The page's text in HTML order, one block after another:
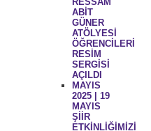
ABİT
GÜNER
ATÖLYESİ
ÖĞRENCİLERİ
RESİM
SERGİSİ
AÇILDI
MAYIS
2025 | 19
MAYIS
ŞİİR
ETKİNLİĞİMİZİ